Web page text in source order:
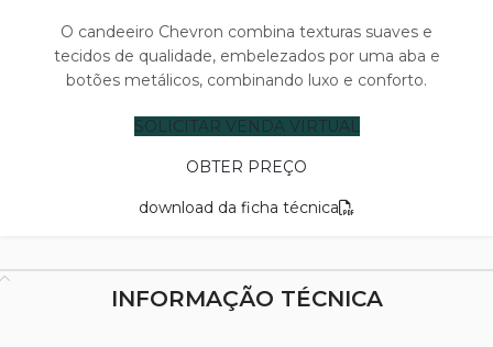
O candeeiro Chevron combina texturas suaves e
tecidos de qualidade, embelezados por uma aba e
botões metálicos, combinando luxo e conforto.
SOLICITAR VENDA VIRTUAL
OBTER PREÇO
download da ficha técnica
INFORMAÇÃO TÉCNICA